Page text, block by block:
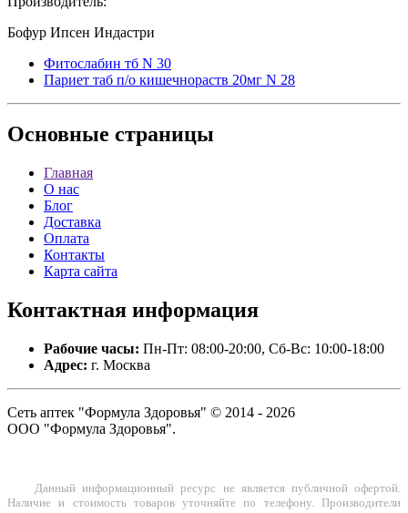
Бофур Ипсен Индастри
Фитослабин тб N 30
Париет таб п/о кишечнораств 20мг N 28
Основные страницы
Главная
О нас
Блог
Доставка
Оплата
Контакты
Карта сайта
Контактная информация
Рабочие часы: Пн-Пт: 08:00-20:00, Сб-Вс: 10:00-18:00
Адрес: г. Москва
Сеть аптек "Формула Здоровья" © 2014 - 2026
ООО "Формула Здоровья".
Данный информационный ресурс не является публичной офертой.
Наличие и стоимость товаров уточняйте по телефону. Производители